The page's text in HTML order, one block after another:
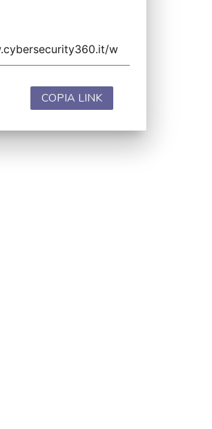
COPIA LINK